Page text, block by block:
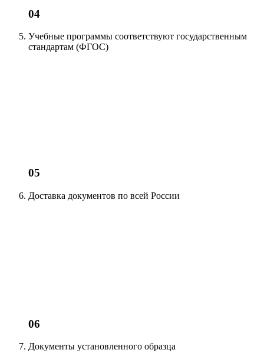
04
Учебные программы соответствуют государственным
стандартам (ФГОС)
05
Доставка документов по всей России
06
Документы установленного образца